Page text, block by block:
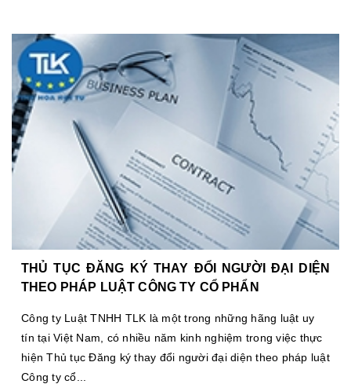
THỦ TỤC ĐĂNG KÝ THAY ĐỔI NGƯỜI ĐẠI DIỆN
THEO PHÁP LUẬT CÔNG TY CỔ PHẨN
Công ty Luật TNHH TLK là một trong những hãng luật uy
tín tại Việt Nam, có nhiều năm kinh nghiệm trong việc thực
hiện Thủ tục Đăng ký thay đổi người đại diện theo pháp luật
Công ty cổ...